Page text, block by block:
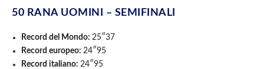
50 RANA UOMINI – SEMIFINALI
Record del Mondo: 25″37
Record europeo: 24″95
Record italiano: 24″95